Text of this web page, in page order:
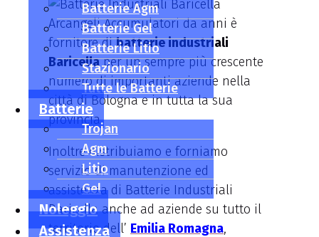
Batterie Agm
Batterie Gel
Batterie Litio
Stazionario
Tutte le Batterie
Batterie
Trojan
Agm
Litio
Gel
Noleggio
Assistenza
Arcangeli Accumulatori da anni è
fornitore dibatterie industriali
Baricellaper un sempre più crescente
numero di importanti aziende nella
città di Bologna e in tutta la sua
provincia.
Inoltre distribuiamo e forniamo
servizio di manutenzione ed
assistenza di Batterie Industriali
Baricella anche ad aziende su tutto il
territorio dell’ Emilia Romagna,